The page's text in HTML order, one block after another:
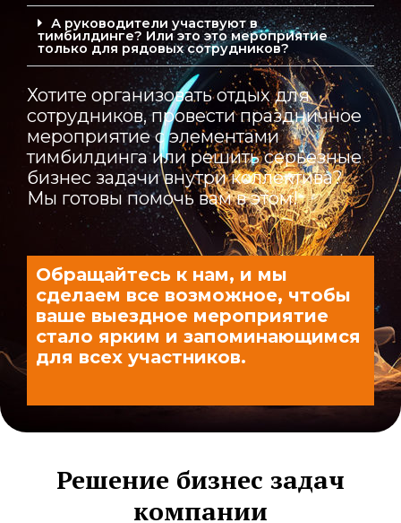
А руководители участвуют в
тимбилдинге? Или это это мероприятие
только для рядовых сотрудников?
Хотите организовать отдых для
сотрудников, провести праздничное
мероприятие с элементами
тимбилдинга или решить серьезные
бизнес задачи внутри коллектива?
Мы готовы помочь вам в этом!
Обращайтесь к нам, и мы
сделаем все возможное, чтобы
ваше выездное мероприятие
стало ярким и запоминающимся
для всех участников.
Решение бизнес задач
компании